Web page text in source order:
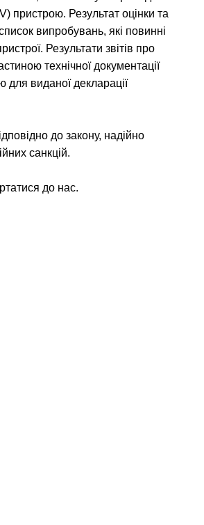
пристрою. Результат оцінки та
випробувань, які повинні
Результати звітів про
технічної документації
для виданої декларації
до закону, надійно
санкцій.
до нас.